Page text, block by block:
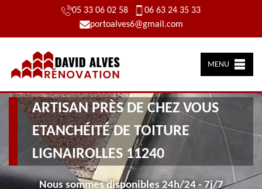
05 33 06 02 58
06 63 24 35 33
portoalves6@gmail.com
MENU
ARTISAN PRÈS DE CHEZ VOUS
ETANCHÉITÉ DE TOITURE
LIGNAIROLLES 11240
Nous sommes disponibles 24h/24 - 7j/7